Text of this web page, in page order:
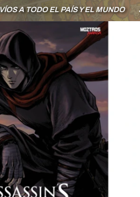
A TODO EL PAÍS Y EL MUNDO 3